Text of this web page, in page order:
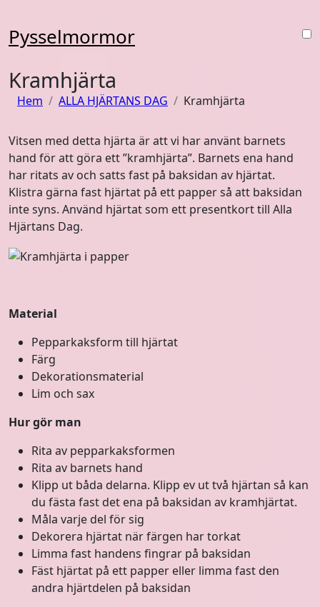
innehåll
Pysselmormor
Kramhjärta
Hem ALLA HJÄRTANS DAG Kramhjärta
Vitsen med detta hjärta är att vi har använt barnets
hand för att göra ett ”kramhjärta”. Barnets ena hand
har ritats av och satts fast på baksidan av hjärtat.
Klistra gärna fast hjärtat på ett papper så att baksidan
inte syns. Använd hjärtat som ett presentkort till Alla
Hjärtans Dag.
Material
Pepparkaksform till hjärtat
Färg
Dekorationsmaterial
Lim och sax
Hur gör man
Rita av pepparkaksformen
Rita av barnets hand
Klipp ut båda delarna. Klipp ev ut två hjärtan så kan
du fästa fast det ena på baksidan av kramhjärtat.
Måla varje del för sig
Dekorera hjärtat när färgen har torkat
Limma fast handens fingrar på baksidan
Fäst hjärtat på ett papper eller limma fast den
andra hjärtdelen på baksidan